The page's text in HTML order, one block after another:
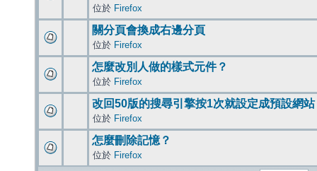
位於 Firefox
關分頁會換成右邊分頁
位於 Firefox
怎麼改別人做的樣式元件？
位於 Firefox
改回50版的搜尋引擎按1次就設定成預設網站
位於 Firefox
怎麼刪除記憶？
位於 Firefox